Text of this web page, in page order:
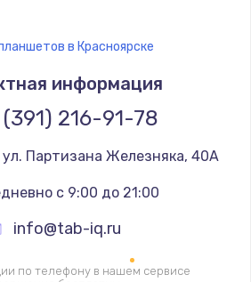
динамика
490 руб.
Заказать
основной камеры
1190 руб.
в Красноярске
информация
(391) 216-91-78
ул. Партизана Железняка, 40А
с 9:00 до 21:00
info@tab-iq.ru
по телефону в нашем сервисе